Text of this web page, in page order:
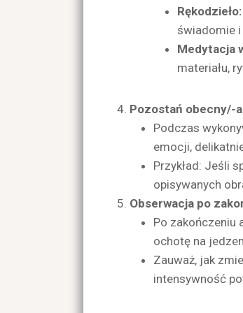
Rękodzieło:
świadomie
Medytacja
materiału,
Pozostań obecny/-
Podczas
emocji,
Przykład: Jeśli
opisywanych
Obserwacja po
Po zakończeniu
ochotę na
Zauważ, jak
intensywność